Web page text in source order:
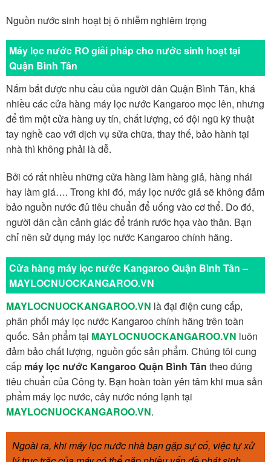
Nguồn nước sinh hoạt bị ô nhiễm nghiêm trọng
Máy lọc nước RO giải pháp cho nước sinh hoạt tại
Quận Bình Tân
Nắm bắt được nhu cầu của người dân Quận Bình Tân, khá
nhiều các cửa hàng máy lọc nước Kangaroo mọc lên, nhưng
để tìm một cửa hàng uy tín, chất lượng, có đội ngũ kỹ thuật
tay nghề cao với dịch vụ sửa chữa, thay thế, bảo hành tại
nhà thì không phải là dễ.
Bởi có rất nhiều những cửa hàng làm hàng giả, hàng nhái
hay làm giá…. Trong khi đó, máy lọc nước giả sẽ không đảm
bảo nguồn nước đủ tiêu chuẩn để uống vào cơ thể. Do đó,
người dân cần cảnh giác để tránh rước họa vào thân. Bạn
chỉ nên sử dụng máy lọc nước Kangaroo chính hãng.
Cửa hàng máy lọc nước Kangaroo Quận Bình Tân –
MAYLOCNUOCKANGAROO.VN
MAYLOCNUOCKANGAROO.VN là đại điện cung cấp,
phân phối máy lọc nước Kangaroo chính hãng trên toàn
quốc. Sản phẩm tại MAYLOCNUOCKANGAROO.VN luôn
đảm bảo chất lượng, nguồn gốc sản phẩm. Chúng tôi cung
cấp máy lọc nước Kangaroo Quận Bình Tân theo đúng
tiêu chuẩn của Công ty. Bạn hoàn toàn yên tâm khi mua sản
phẩm máy lọc nước, cây nước nóng lạnh tại
MAYLOCNUOCKANGAROO.VN.
Ngoài ra, khi máy lọc nước nhà bạn gặp sự cố, việc tự xử